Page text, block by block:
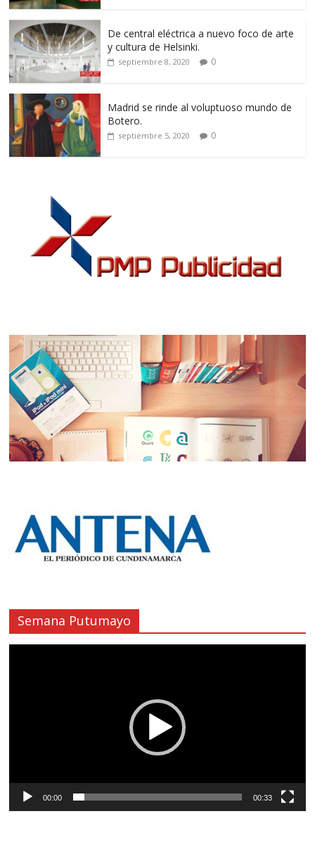
De central eléctrica a nuevo foco de arte
y cultura de Helsinki.
septiembre 8, 2020 0
Madrid se rinde al voluptuoso mundo de
Botero.
septiembre 5, 2020 0
Semana Putumayo
00:00 00:33